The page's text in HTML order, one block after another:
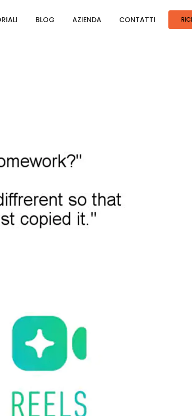
BLOG AZIENDA CONTATTI